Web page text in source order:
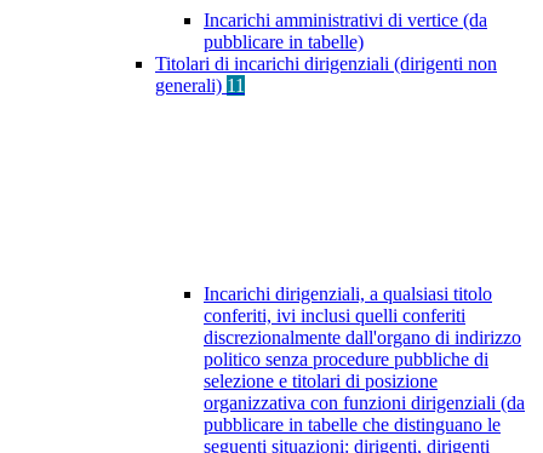
Incarichi amministrativi di vertice (da
pubblicare in tabelle)
Titolari di incarichi dirigenziali (dirigenti non
generali) 11
Incarichi dirigenziali, a qualsiasi titolo
conferiti, ivi inclusi quelli conferiti
discrezionalmente dall'organo di indirizzo
politico senza procedure pubbliche di
selezione e titolari di posizione
organizzativa con funzioni dirigenziali (da
pubblicare in tabelle che distinguano le
seguenti situazioni: dirigenti, dirigenti